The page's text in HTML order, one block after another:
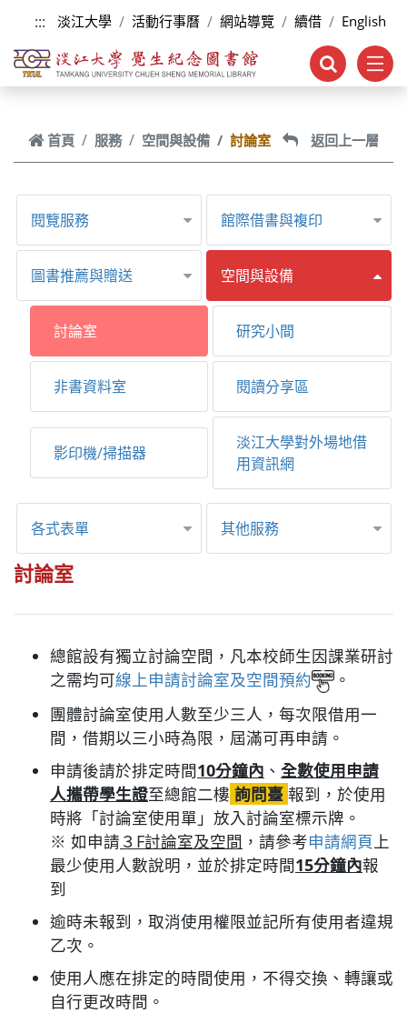
跳到主要內容
::: 淡江大學 活動行事曆 網站導覽 續借 English
首頁 服務 空間與設備 討論室 返回上一層
閱覽服務 館際借書與複印
圖書推薦與贈送 空間與設備
討論室 研究小間
非書資料室 閱讀分享區
影印機/掃描器
淡江大學對外場地借
用資訊網
各式表單 其他服務
討論室
總館設有獨立討論空間，凡本校師生因課業研討
之需均可線上申請討論室及空間預約
。
團體討論室使用人數至少三人，每次限借用一
間，借期以三小時為限，屆滿可再申請。
申請後請於排定時間10分鐘內 、 全數使用申請
人攜帶學生證至總館二樓 詢問臺 報到，於使用
時將「討論室使用單」放入討論室標示牌。
※ 如申請 ３F討論室及空間 ，請參考申請網頁上
最少使用人數說明，並於排定時間15分鐘內報
到
逾時未報到，取消使用權限並記所有使用者違規
乙次。
使用人應在排定的時間使用，不得交換、轉讓或
自行更改時間。